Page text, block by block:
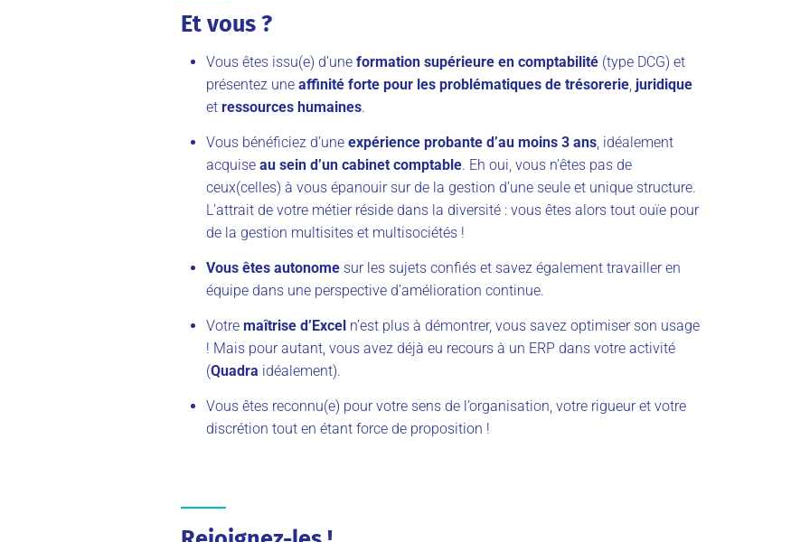
Et vous ?
Vous êtes issu(e) d’une formation supérieure en comptabilité (type DCG) et
présentez une affinité forte pour les problématiques de trésorerie juridique
et ressources humaines.
Vous bénéficiez d’une expérience probante d’au moins 3 ans , idéalement
acquise au sein d’un cabinet comptable. Eh oui, vous n’êtes pas de
ceux(celles) à vous épanouir sur de la gestion d’une seule et unique structure.
L’attrait de votre métier réside dans la diversité : vous êtes alors tout ouïe pour
de la gestion multisites et multisociétés !
Vous êtes autonome sur les sujets confiés et savez également travailler en
équipe dans une perspective d’amélioration continue.
Votre maîtrise d’Excel n’est plus à démontrer, vous savez optimiser son usage
! Mais pour autant, vous avez déjà eu recours à un ERP dans votre activité
(Quadra idéalement).
Vous êtes reconnu(e) pour votre sens de l’organisation, votre rigueur et votre
discrétion tout en étant force de proposition !